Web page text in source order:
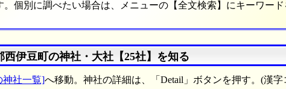
。個別に調べたい場合は、メニューの【全文検索】にキーワード
西伊豆町の神社・大社【25社】を知る
神社一覧]へ移動。神社の詳細は、「Detail」ボタンを押す。(漢